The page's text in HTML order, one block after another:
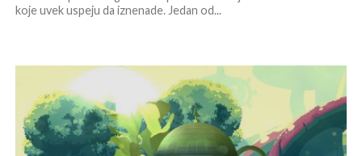
koje uvek uspeju da iznenade. Jedan od...